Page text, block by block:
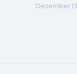
Dezember